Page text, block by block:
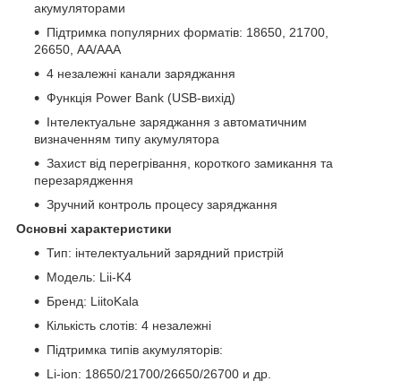
акумуляторами
Підтримка популярних форматів: 18650, 21700,
26650, AA/AAA
4 незалежні канали заряджання
Функція Power Bank (USB-вихід)
Інтелектуальне заряджання з автоматичним
визначенням типу акумулятора
Захист від перегрівання, короткого замикання та
перезарядження
Зручний контроль процесу заряджання
Основні характеристики
Тип: інтелектуальний зарядний пристрій
Модель: Lii-K4
Бренд: LiitoKala
Кількість слотів: 4 незалежні
Підтримка типів акумуляторів:
Li-ion: 18650/21700/26650/26700 и др.